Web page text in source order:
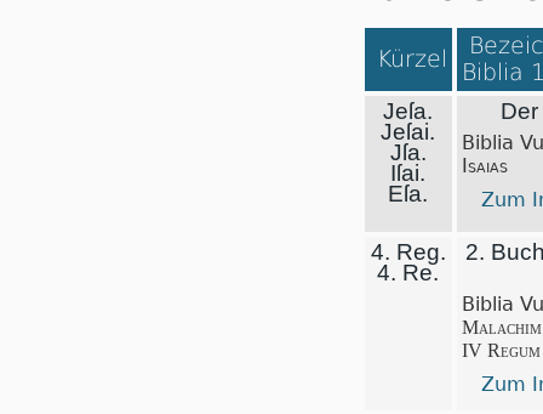
Kürzel
Biblia
Jeſa.
Jeſai.
Jſa.
Iſai.
Eſa.
Der
Biblia
Isaias
Zum
4. Reg.
4. Re.
2.
Biblia
Malachim
IV Regum
Zum